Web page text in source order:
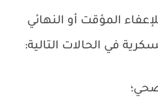
المؤقت أو النهائي
في الحالات التالية: